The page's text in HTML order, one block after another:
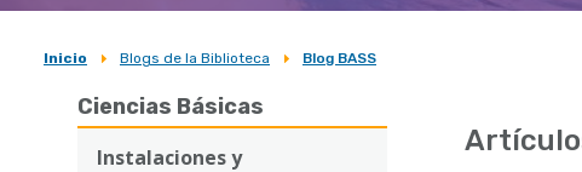
Sobrescribir
enlaces
Inicio Blogs de la Biblioteca Blog BASS
Ciencias Básicas
Instalaciones y